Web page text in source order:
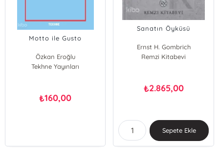
Motto ile Gusto
Özkan Eroğlu
Tekhne Yayınları
₺160,00
Sanatın Öyküsü
Ernst H. Gombrich
Remzi Kitabevi
₺2.865,00
Sepete Ekle